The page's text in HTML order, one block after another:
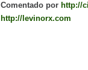
Comentado por http://
http://levinorx.com